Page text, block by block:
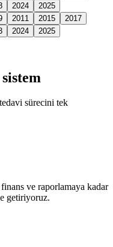
2024
2025
2011 2015
2017
2024 2025
sürecini tek
ve raporlamaya kadar
getiriyoruz.